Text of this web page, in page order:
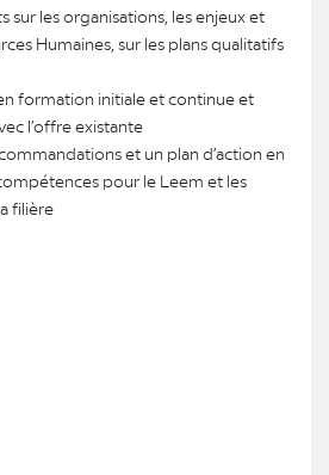
sur les organisations, les enjeux et
Humaines, sur les plans qualitatifs
formation initiale et continue et
l’offre existante
et un plan d’action en
pour le Leem et les
filière